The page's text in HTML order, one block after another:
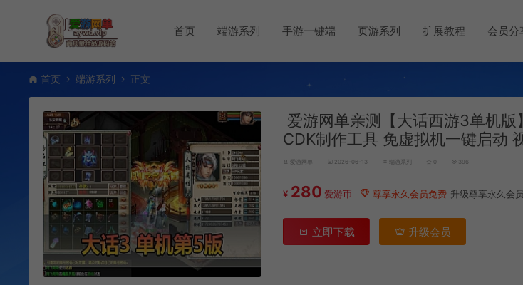
首页 端游系列 手游一键端 页游系列 扩展教程 会员分
首页 端游系列 正文
爱游网单亲测【大话西游3单机
CDK制作工具 免虚拟机一键启动
爱游网单 2026-06-13 端游系列 0 396
¥ 280 爱游币 尊享永久会员免费 升级尊享永久会员
立即下载 升级会员